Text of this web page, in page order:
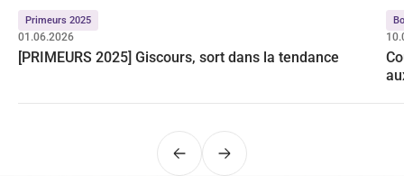
Primeurs 2025
01.06.2026
[PRIMEURS 2025] Giscours, sort dans la tendance
PrécédentSuivant